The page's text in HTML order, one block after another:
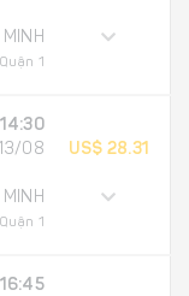
MINH
Quận 1
14:30
08
MINH
Quận 1
US$ 28.31
16:45